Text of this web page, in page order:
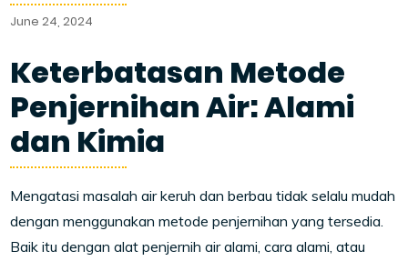
June 24, 2024
Keterbatasan Metode
Penjernihan Air: Alami
dan Kimia
Mengatasi masalah air keruh dan berbau tidak selalu mudah
dengan menggunakan metode penjernihan yang tersedia.
Baik itu dengan alat penjernih air alami, cara alami, atau